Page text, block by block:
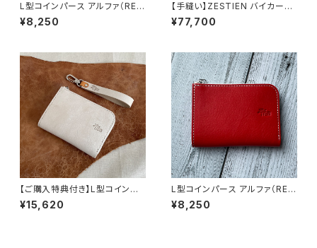
L型コインパース アルファ（RE
D：ファスナー赤銀）
¥8,250
【手縫い】ZESTIEN バイカーズ
ウォレット
¥77,700
【ご購入特典付き】L型コインパ
ース《KLEUR》（アイボリー）
¥15,620
L型コインパース アルファ（RE
D：ファスナー白銀）
¥8,250